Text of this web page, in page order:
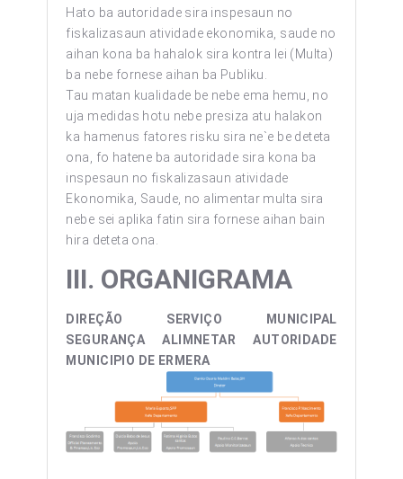
Hato ba autoridade sira inspesaun no
fiskalizasaun atividade ekonomika, saude no
aihan kona ba hahalok sira kontra lei (Multa)
ba nebe fornese aihan ba Publiku.
Tau matan kualidade be nebe ema hemu, no
uja medidas hotu nebe presiza atu halakon
ka hamenus fatores risku sira ne`e be deteta
ona, fo hatene ba autoridade sira kona ba
inspesaun no fiskalizasaun atividade
Ekonomika, Saude, no alimentar multa sira
nebe sei aplika fatin sira fornese aihan bain
hira deteta ona.
III. ORGANIGRAMA
DIREÇÃO SERVIÇO MUNICIPAL
SEGURANÇA ALIMNETAR AUTORIDADE
MUNICIPIO DE ERMERA